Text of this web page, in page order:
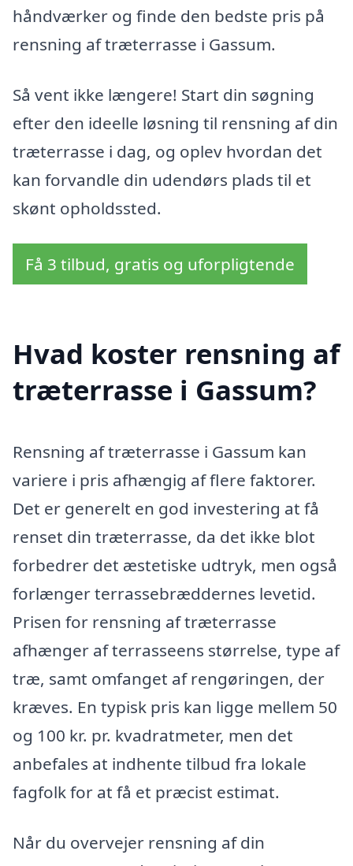
håndværker og finde den bedste pris på
rensning af træterrasse i Gassum.
Så vent ikke længere! Start din søgning
efter den ideelle løsning til rensning af din
træterrasse i dag, og oplev hvordan det
kan forvandle din udendørs plads til et
skønt opholdssted.
Få 3 tilbud, gratis og uforpligtende
Hvad koster rensning af
træterrasse i Gassum?
Rensning af træterrasse i Gassum kan
variere i pris afhængig af flere faktorer.
Det er generelt en god investering at få
renset din træterrasse, da det ikke blot
forbedrer det æstetiske udtryk, men også
forlænger terrassebræddernes levetid.
Prisen for rensning af træterrasse
afhænger af terrasseens størrelse, type af
træ, samt omfanget af rengøringen, der
kræves. En typisk pris kan ligge mellem 50
og 100 kr. pr. kvadratmeter, men det
anbefales at indhente tilbud fra lokale
fagfolk for at få et præcist estimat.
Når du overvejer rensning af din